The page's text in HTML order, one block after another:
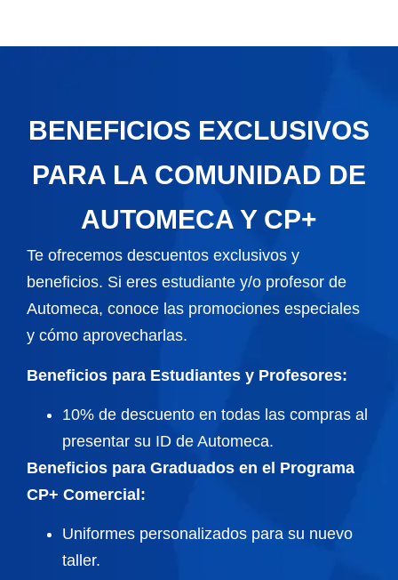
BENEFICIOS EXCLUSIVOS
PARA LA COMUNIDAD DE
AUTOMECA Y CP+
Te ofrecemos descuentos exclusivos y
beneficios. Si eres estudiante y/o profesor de
Automeca, conoce las promociones especiales
y cómo aprovecharlas.
Beneficios para Estudiantes y Profesores:
10% de descuento en todas las compras al
presentar su ID de Automeca.
Beneficios para Graduados en el Programa
CP+ Comercial:
Uniformes personalizados para su nuevo
taller.